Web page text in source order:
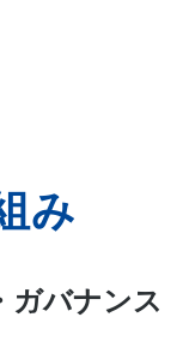
み
ガバナンス